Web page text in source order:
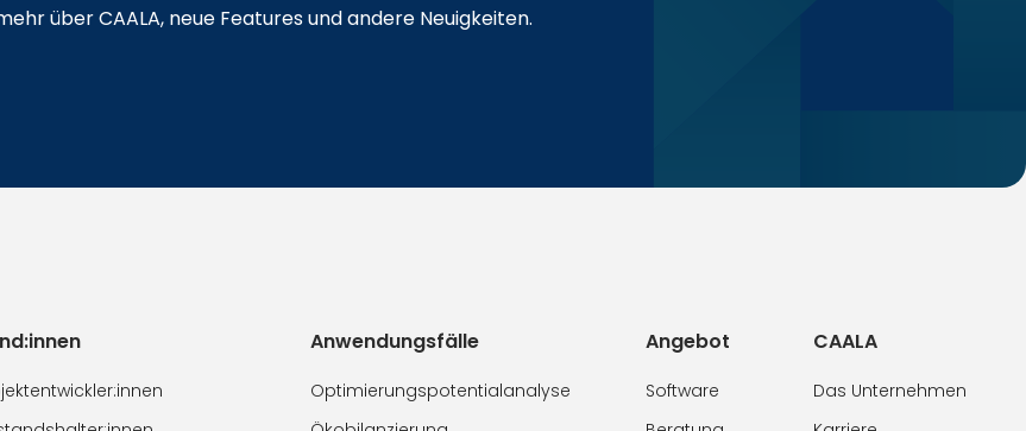
über CAALA, neue Features und andere Neuigkeiten.
Anwendungsfälle
Optimierungspotentialanalyse
Angebot
Software
CAALA
Das Unternehmen